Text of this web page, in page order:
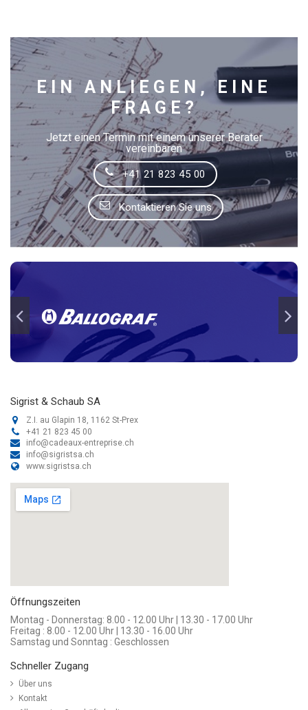
EIN ANLIEGEN, EINE
FRAGE?
Jetzt einen Termin mit einem unserer Berater
vereinbaren
+41 21 823 45 00
Kontaktieren Sie uns
Sigrist & Schaub SA
Z.I. au Glapin 18, 1162 St-Prex
+41 21 823 45 00
info@cadeaux-entreprise.ch
info@sigristsa.ch
www.sigristsa.ch
Öffnungszeiten
Montag - Donnerstag: 8.00 - 12.00 Uhr | 13.30 - 17.00 Uhr
Freitag : 8.00 - 12.00 Uhr | 13.30 - 16.00 Uhr
Samstag und Sonntag : Geschlossen
Schneller Zugang
Über uns
Kontakt